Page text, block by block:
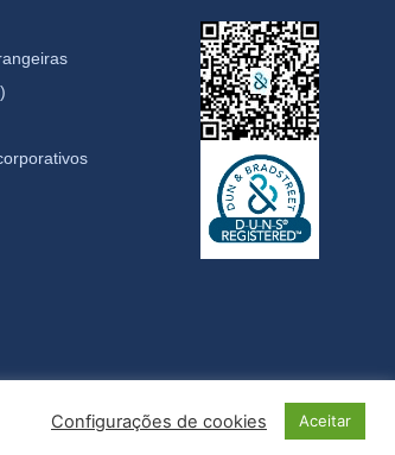
Configurações de cookies Aceitar